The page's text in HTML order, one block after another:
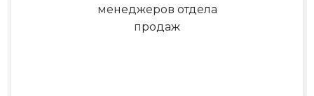
менеджеров отдела
продаж